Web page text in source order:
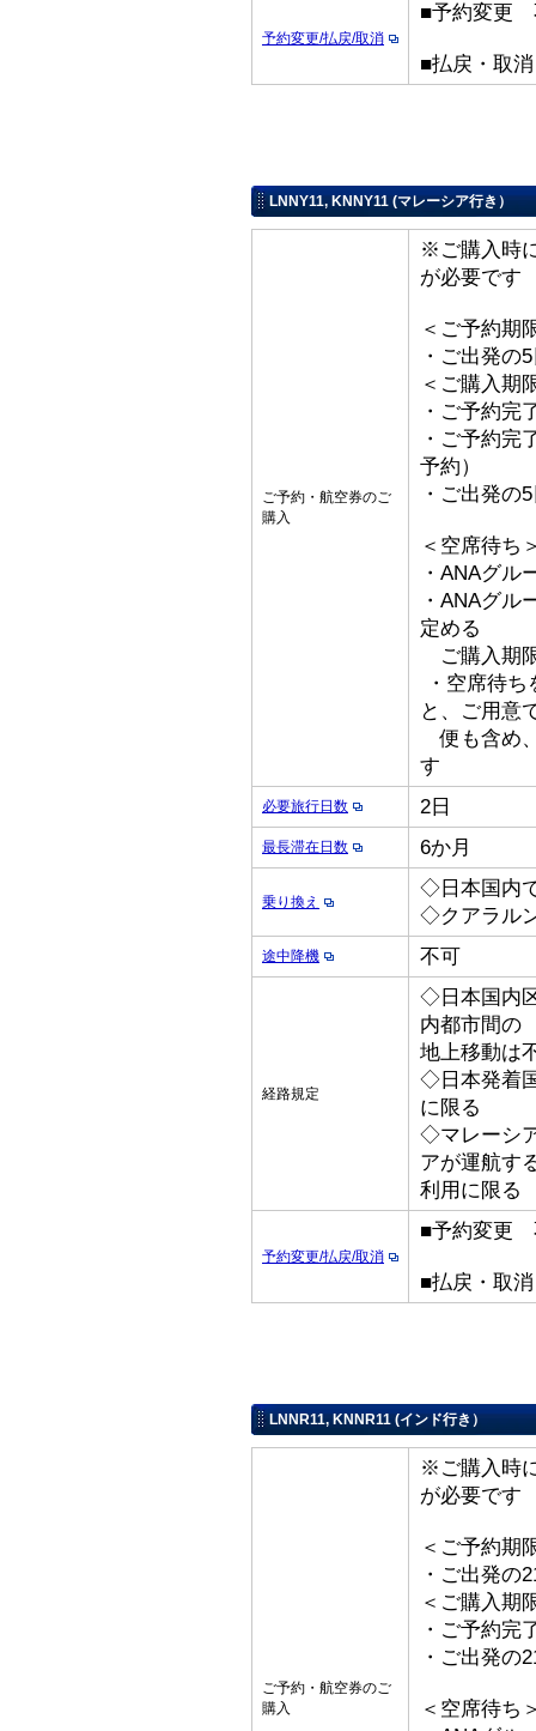
予約変更/払戻/取消
■予約変更
■払戻・取
LNNY11, KNNY11 (マレーシア行き）
ご予約・航空券のご
購入
※ご購入時
が必要です
＜ご予約期
・ご出発の
＜ご購入期
・ご予約完
・ご予約完
予約）
・ご出発の
＜空席待ち
・ANAグル
・ANAグル
定める
ご購入期
・空席待
と、ご用意
便も含め
す
必要旅行日数 2日
最長滞在日数 6か月
乗り換え
◇日本国内
◇クアラル
途中降機 不可
経路規定
◇日本国内
内都市間の
地上移動は
◇日本発着
に限る
◇マレーシ
アが運航す
利用に限る
予約変更/払戻/取消
■予約変更
■払戻・取
LNNR11, KNNR11 (インド行き）
ご予約・航空券のご
購入
※ご購入時
が必要です
＜ご予約期
・ご出発の
＜ご購入期
・ご予約完
・ご出発の
＜空席待ち